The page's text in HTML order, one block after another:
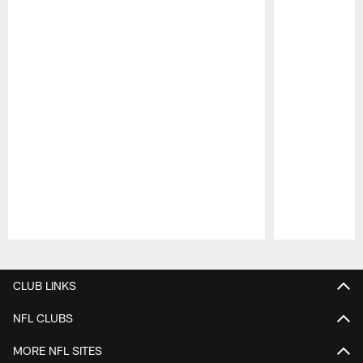
CLUB LINKS
NFL CLUBS
MORE NFL SITES